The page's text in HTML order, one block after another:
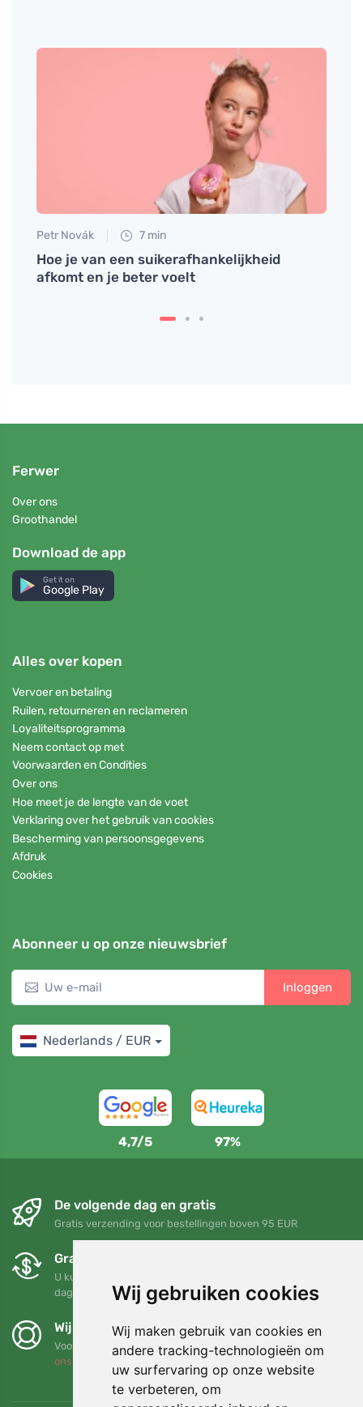
Wij gebruiken cookies
Wij maken gebruik van cookies en
andere tracking-technologieën om
uw surfervaring op onze website
te verbeteren, om
Petr Novák 7 min
Hoe je van een suikerafhankelijkheid
afkomt en je beter voelt
Ferwer
Over ons
Groothandel
Download de app
Get it on
Google Play
Alles over kopen
Vervoer en betaling
Ruilen, retourneren en reclameren
Loyaliteitsprogramma
Neem contact op met
Voorwaarden en Condities
Over ons
Hoe meet je de lengte van de voet
Verklaring over het gebruik van cookies
Bescherming van persoonsgegevens
Afdruk
Cookies
Abonneer u op onze nieuwsbrief
Inloggen
Nederlands / EUR
4,7/5 97%
De volgende dag en gratis
Gratis verzending voor bestellingen boven 95 EUR
Gratis ruilen en retourneren
U kunt uw bestelling op elk gewenst moment binnen 90
dagen retourneren of ruilen
Wij steunen Trees.org
Voor elke bestelling planten we een boom! Lees meer Over
ons